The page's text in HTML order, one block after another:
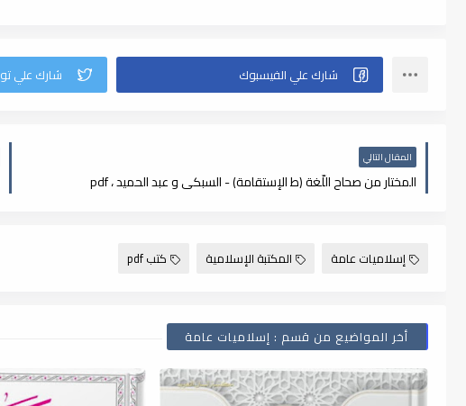
المقال التالي
المختار من صحاح اللّغة (ط الإستقامة) - السبكى و عبد الحميد ، pdf
إسلاميات عامة المكتبة الإسلامية كتب pdf
أخر المواضيع من قسم : إسلاميات عامة